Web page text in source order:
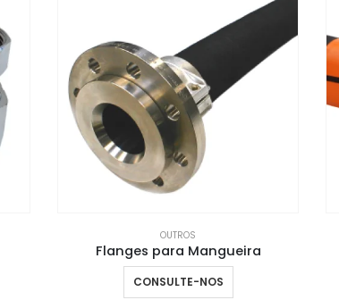
OUTROS
Terminais para GPL
CONSULTE-NOS